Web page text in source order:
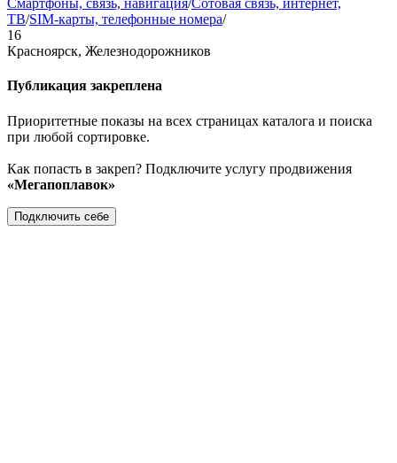
Смартфоны, связь, навигация/Сотовая связь, интернет,
ТВ/SIM-карты, телефонные номера/
16
Красноярск, Железнодорожников
Публикация закреплена
Приоритетные показы на всех страницах каталога и поиска
при любой сортировке.
Как попасть в закреп? Подключите услугу продвижения
«Мегапоплавок»
Подключить себе